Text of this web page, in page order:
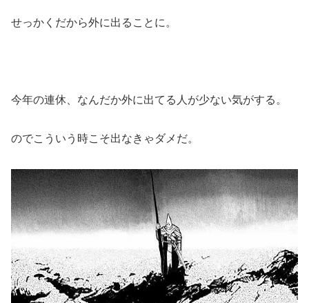
せっかくだから外に出ることに。
今年の連休、なんだか外に出てる人が少ない気がする。
のでこういう時こそ出なきゃダメだ。